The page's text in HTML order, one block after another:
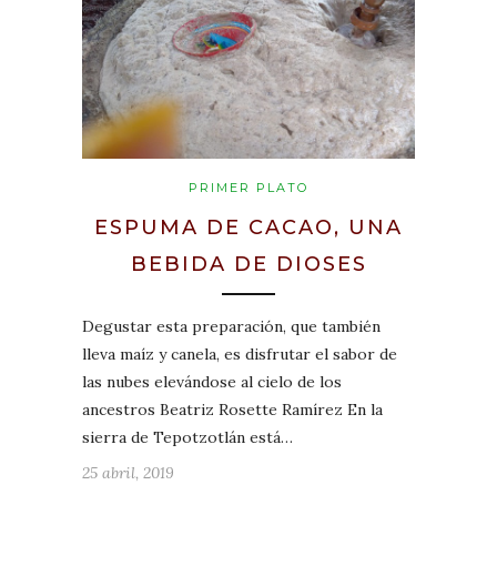
PRIMER PLATO
ESPUMA DE CACAO, UNA
BEBIDA DE DIOSES
Degustar esta preparación, que también
lleva maíz y canela, es disfrutar el sabor de
las nubes elevándose al cielo de los
ancestros Beatriz Rosette Ramírez En la
sierra de Tepotzotlán está…
25 abril, 2019